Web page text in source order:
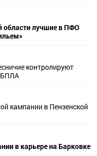
области лучшие в ПФО
контролируют
БПЛА
кампании в Пензенской
в карьере на Барковке